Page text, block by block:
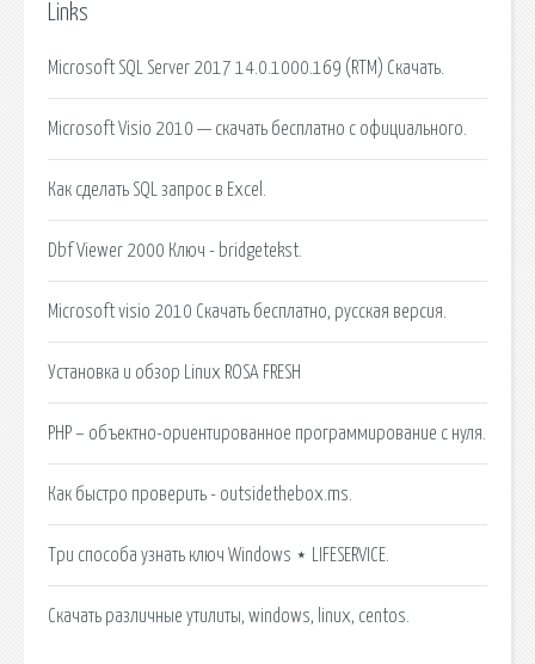
Links
Microsoft SQL Server 2017 14.0.1000.169 (RTM) Скачать.
Microsoft Visio 2010 — скачать бесплатно с официального.
Как сделать SQL запрос в Excel.
Dbf Viewer 2000 Ключ - bridgetekst.
Microsoft visio 2010 Скачать бесплатно, русская версия.
Установка и обзор Linux ROSA FRESH
PHP – объектно-ориентированное программирование с нуля.
Как быстро проверить - outsidethebox.ms.
Три способа узнать ключ Windows ⋆ LIFESERVICE.
Скачать различные утилиты, windows, linux, centos.